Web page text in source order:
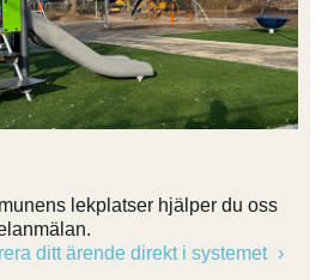
lekplatser hjälper du oss
ditt ärende direkt i systemet